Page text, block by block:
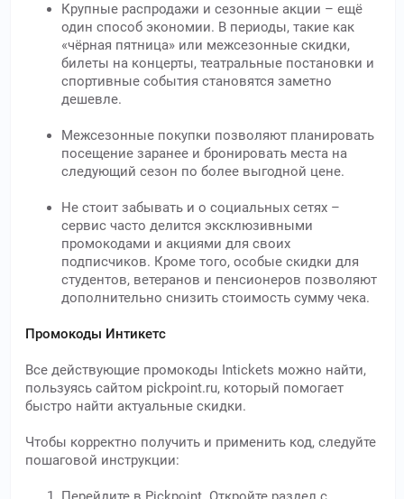
Крупные распродажи и сезонные акции – ещё
один способ экономии. В периоды, такие как
«чёрная пятница» или межсезонные скидки,
билеты на концерты, театральные постановки и
спортивные события становятся заметно
дешевле.
Межсезонные покупки позволяют планировать
посещение заранее и бронировать места на
следующий сезон по более выгодной цене.
Не стоит забывать и о социальных сетях –
сервис часто делится эксклюзивными
промокодами и акциями для своих
подписчиков. Кроме того, особые скидки для
студентов, ветеранов и пенсионеров позволяют
дополнительно снизить стоимость сумму чека.
Промокоды Интикетс
Все действующие промокоды Intickets можно найти,
пользуясь сайтом pickpoint.ru, который помогает
быстро найти актуальные скидки.
Чтобы корректно получить и применить код, следуйте
пошаговой инструкции: